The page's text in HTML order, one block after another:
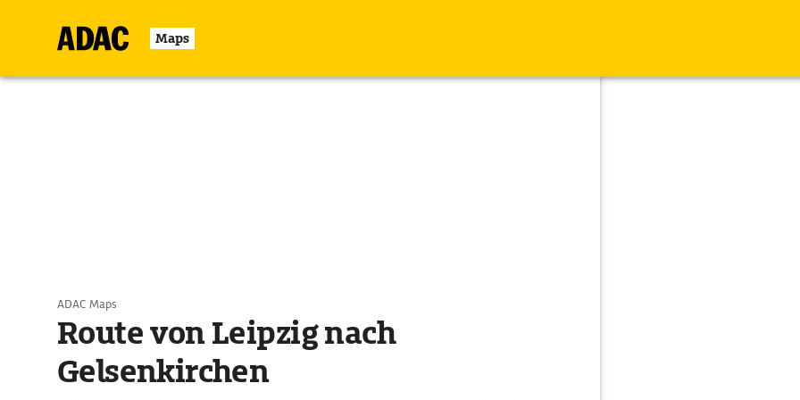
Maps
ADAC Maps
Route von Leipzig nach
Gelsenkirchen